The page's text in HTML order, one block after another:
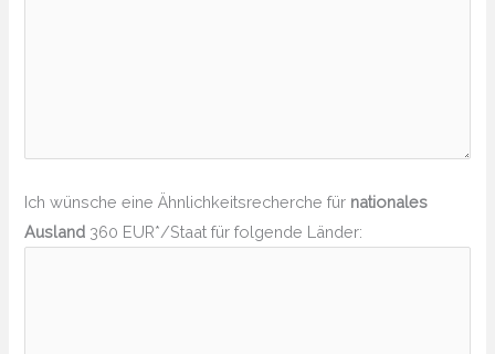
Ich wünsche eine Ähnlichkeitsrecherche für nationales
Ausland 360 EUR*/Staat für folgende Länder: